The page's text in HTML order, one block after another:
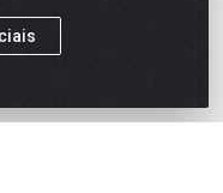
585/597 - Pari - São
27.717.135/0001-29